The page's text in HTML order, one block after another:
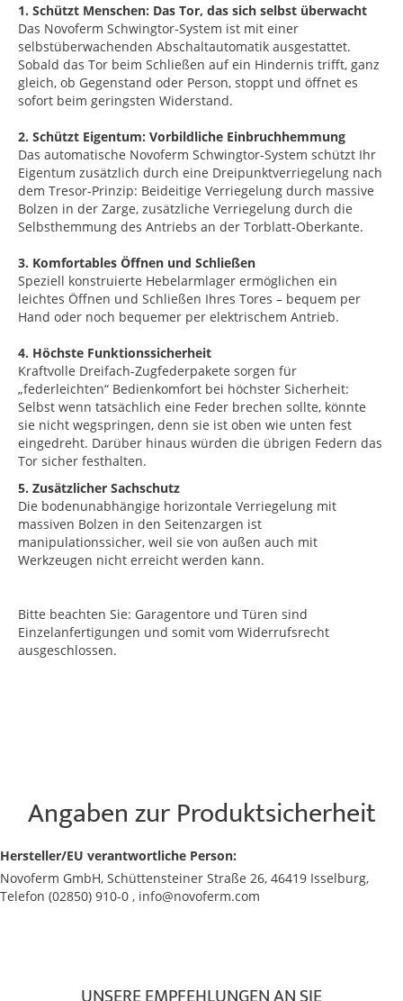
1. Schützt Menschen: Das Tor, das sich selbst überwacht
Das Novoferm Schwingtor-System ist mit einer
selbstüberwachenden Abschaltautomatik ausgestattet.
Sobald das Tor beim Schließen auf ein Hindernis trifft, ganz
gleich, ob Gegenstand oder Person, stoppt und öffnet es
sofort beim geringsten Widerstand.
2. Schützt Eigentum: Vorbildliche Einbruchhemmung
Das automatische Novoferm Schwingtor-System schützt Ihr
Eigentum zusätzlich durch eine Dreipunktverriegelung nach
dem Tresor-Prinzip: Beideitige Verriegelung durch massive
Bolzen in der Zarge, zusätzliche Verriegelung durch die
Selbsthemmung des Antriebs an der Torblatt-Oberkante.
3. Komfortables Öffnen und Schließen
Speziell konstruierte Hebelarmlager ermöglichen ein
leichtes Öffnen und Schließen Ihres Tores – bequem per
Hand oder noch bequemer per elektrischem Antrieb.
4. Höchste Funktionssicherheit
Kraftvolle Dreifach-Zugfederpakete sorgen für
„federleichten“ Bedienkomfort bei höchster Sicherheit:
Selbst wenn tatsächlich eine Feder brechen sollte, könnte
sie nicht wegspringen, denn sie ist oben wie unten fest
eingedreht. Darüber hinaus würden die übrigen Federn das
Tor sicher festhalten.
5. Zusätzlicher Sachschutz
Die bodenunabhängige horizontale Verriegelung mit
massiven Bolzen in den Seitenzargen ist
manipulationssicher, weil sie von außen auch mit
Werkzeugen nicht erreicht werden kann.
Bitte beachten Sie: Garagentore und Türen sind
Einzelanfertigungen und somit vom Widerrufsrecht
ausgeschlossen.
Angaben zur Produktsicherheit
Hersteller/EU verantwortliche Person:
Novoferm GmbH, Schüttensteiner Straße 26, 46419 Isselburg,
Telefon (02850) 910-0 , info@novoferm.com